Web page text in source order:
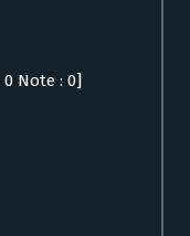
0 Note : 0]